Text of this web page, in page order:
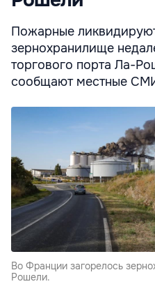
Пожарные
зернохранилище
торгового порта Ла-
сообщают местные
Во Франции загорелось
Рошели.